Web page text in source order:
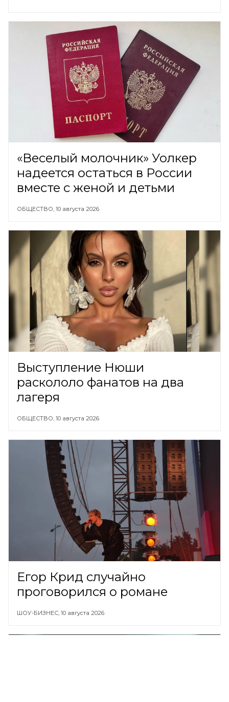
«Веселый молочник» Уолкер
надеется остаться в России
вместе с женой и детьми
ОБЩЕСТВО, 10 августа 2026
Выступление Нюши
раскололо фанатов на два
лагеря
ОБЩЕСТВО, 10 августа 2026
Егор Крид случайно
проговорился о романе
ШОУ-БИЗНЕС, 10 августа 2026